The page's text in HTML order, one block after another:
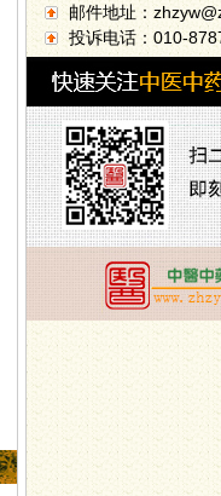
邮件地址：
投诉电话：010-